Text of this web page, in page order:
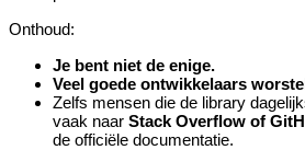
Onthoud:
Je bent niet de enige.
Veel goede ontwikkelaars
Zelfs mensen die de library
vaak naar Stack Overflow of
de officiële documentatie.